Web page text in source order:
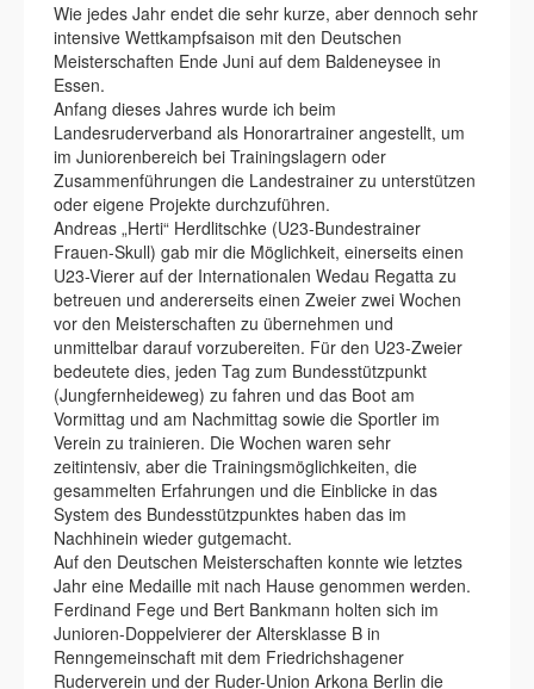
Wie jedes Jahr endet die sehr kurze, aber dennoch sehr
intensive Wettkampfsaison mit den Deutschen
Meisterschaften Ende Juni auf dem Baldeneysee in
Essen.
Anfang dieses Jahres wurde ich beim
Landesruderverband als Honorartrainer angestellt, um
im Juniorenbereich bei Trainingslagern oder
Zusammenführungen die Landestrainer zu unterstützen
oder eigene Projekte durchzuführen.
Andreas „Herti“ Herdlitschke (U23-Bundestrainer
Frauen-Skull) gab mir die Möglichkeit, einerseits einen
U23-Vierer auf der Internationalen Wedau Regatta zu
betreuen und andererseits einen Zweier zwei Wochen
vor den Meisterschaften zu übernehmen und
unmittelbar darauf vorzubereiten. Für den U23-Zweier
bedeutete dies, jeden Tag zum Bundesstützpunkt
(Jungfernheideweg) zu fahren und das Boot am
Vormittag und am Nachmittag sowie die Sportler im
Verein zu trainieren. Die Wochen waren sehr
zeitintensiv, aber die Trainingsmöglichkeiten, die
gesammelten Erfahrungen und die Einblicke in das
System des Bundesstützpunktes haben das im
Nachhinein wieder gutgemacht.
Auf den Deutschen Meisterschaften konnte wie letztes
Jahr eine Medaille mit nach Hause genommen werden.
Ferdinand Fege und Bert Bankmann holten sich im
Junioren-Doppelvierer der Altersklasse B in
Renngemeinschaft mit dem Friedrichshagener
Ruderverein und der Ruder-Union Arkona Berlin die